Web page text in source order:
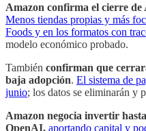
Amazon confirma el cierre de
Menos tiendas propias y más
Foods y en los formatos con
modelo económico probado.
También confirman que
baja adopción. El sistema de
junio; los datos se eliminarán y
Amazon negocia invertir
OpenAI, aportando capital y